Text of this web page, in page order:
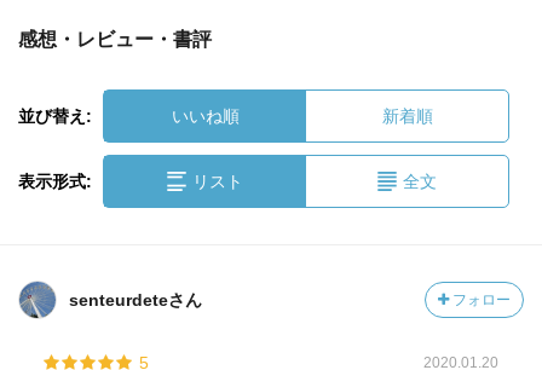
感想・レビュー・書評
並び替え: いいね順 新着順
表示形式: リスト 全文
senteurdeteさん フォロー
5 2020.01.20